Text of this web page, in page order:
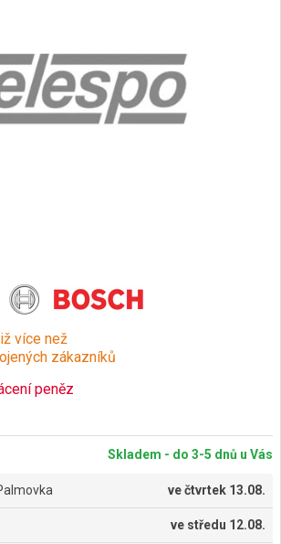
více než
zákazníků
peněz
Skladem - do 3-5 dnů u Vás
večtvrtek 13.08.
ve středu 12.08.